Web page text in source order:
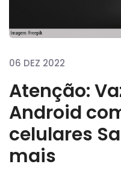
06 DEZ 2022
Atenção:
Android
celulares
mais